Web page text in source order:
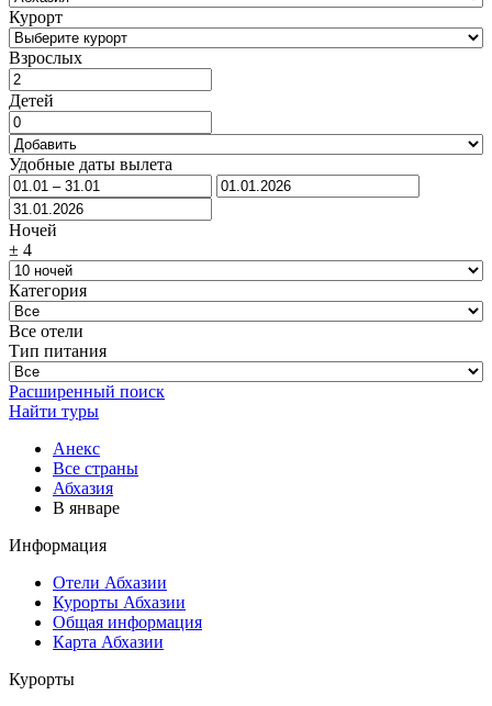
Курорт
Взрослых
Детей
Удобные даты вылета
Ночей
± 4
Категория
Все отели
Тип питания
Расширенный поиск
Найти туры
Анекс
Все страны
Абхазия
В январе
Информация
Отели Абхазии
Курорты Абхазии
Общая информация
Карта Абхазии
Курорты